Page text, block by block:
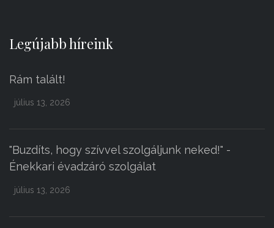
Legújabb híreink
Rám talált!
július 13, 2026
"Buzdíts, hogy szívvel szolgáljunk neked!" -
Énekkari évadzáró szolgálat
július 13, 2026